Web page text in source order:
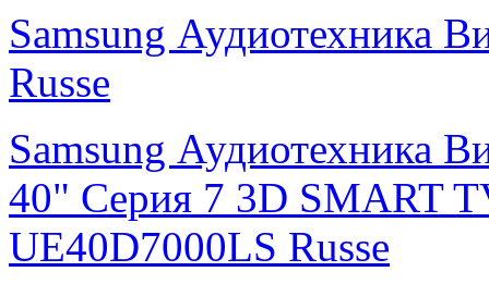
Samsung Аудиотехника
Russe
Samsung Аудиотехника
40" Серия 7 3D SMART
UE40D7000LS Russe